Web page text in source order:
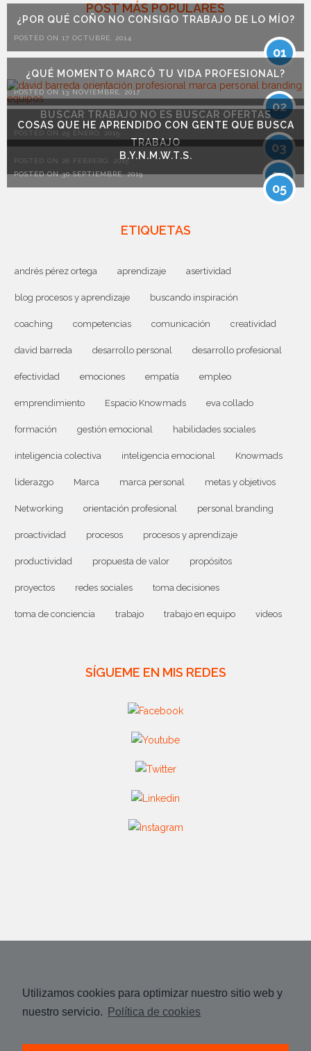
Utilizamos cookies para optimizar nuestro sitio web y
nuestro servicio.
Política de cookies
POST MÁS POPULARES
¿POR QUÉ COÑO NO CONSIGO TRABAJO DE LO MÍO?
POSTED ON 17 OCTUBRE, 2014
01
¿QUÉ MOMENTO MARCÓ TU VIDA PROFESIONAL?
POSTED ON 13 NOVIEMBRE, 2017
02
BUSCAR TRABAJO NO ES BUSCAR OFERTAS
POSTED ON 29 ENERO, 2015
03
COSAS QUE HE APRENDIDO CON GENTE QUE BUSCA
TRABAJO
POSTED ON 26 FEBRERO, 2015
04
B.Y.N.M.W.T.S.
POSTED ON 30 SEPTIEMBRE, 2019
05
ETIQUETAS
andrés pérez ortega aprendizaje asertividad
blog procesos y aprendizaje buscando inspiración
coaching competencias comunicación creatividad
david barreda desarrollo personal desarrollo profesional
efectividad emociones empatía empleo
emprendimiento Espacio Knowmads eva collado
formación gestión emocional habilidades sociales
inteligencia colectiva inteligencia emocional Knowmads
liderazgo Marca marca personal metas y objetivos
Networking orientación profesional personal branding
proactividad procesos procesos y aprendizaje
productividad propuesta de valor propósitos
proyectos redes sociales toma decisiones
toma de conciencia trabajo trabajo en equipo videos
SÍGUEME EN MIS REDES